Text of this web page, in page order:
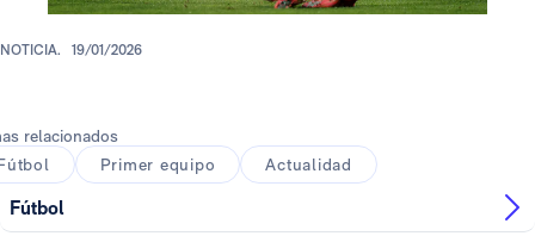
NOTICIA. 19/01/2026
relacionados
Primer equipo Actualidad
Fútbol